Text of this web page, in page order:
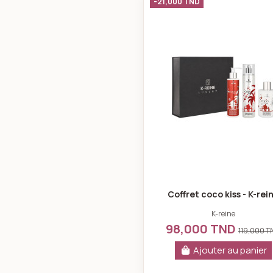
Coffret coco kiss - K-
K-reine
98,000 TND 119,000
Ajouter au panier